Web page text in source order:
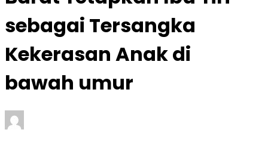
sebagai Tersangka
Kekerasan Anak di
bawah umur